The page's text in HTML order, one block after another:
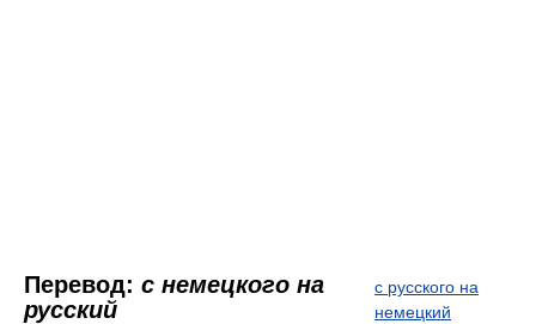
Перевод: с немецкого на
русский
с русского на
немецкий